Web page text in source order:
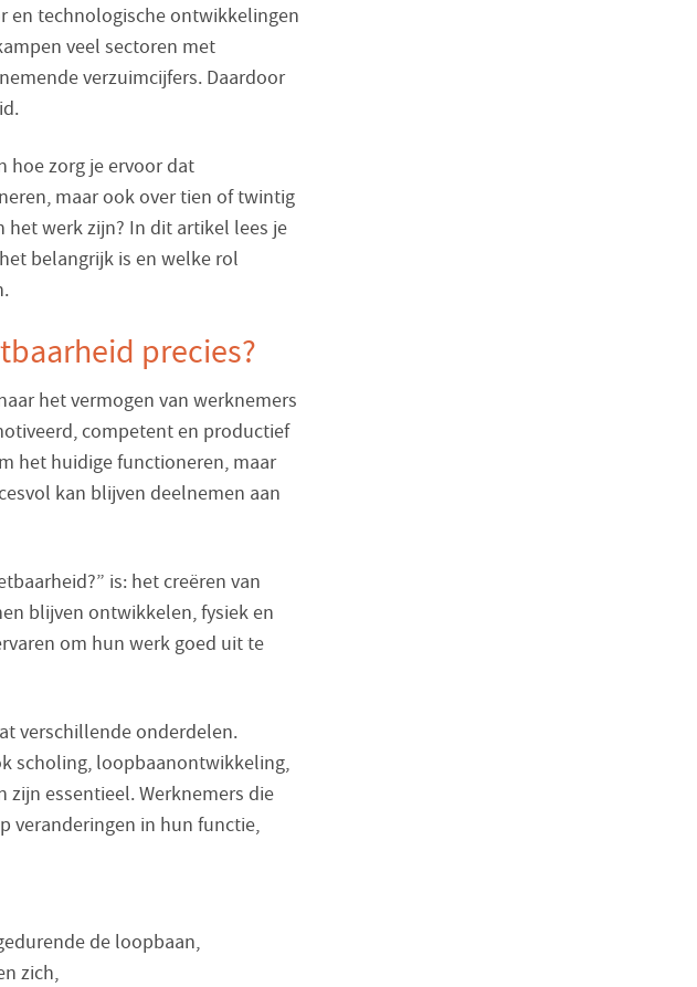
en technologische ontwikkelingen
veel sectoren met
verzuimcijfers. Daardoor
hoe zorg je ervoor dat
maar ook over tien of twintig
het werk zijn? In dit artikel lees je
belangrijk is en welke rol
precies?
het vermogen van werknemers
competent en productief
het huidige functioneren, maar
kan blijven deelnemen aan
is: het creëren van
blijven ontwikkelen, fysiek en
om hun werk goed uit te
verschillende onderdelen.
scholing, loopbaanontwikkeling,
essentieel. Werknemers die
veranderingen in hun functie,
de loopbaan,
zich,